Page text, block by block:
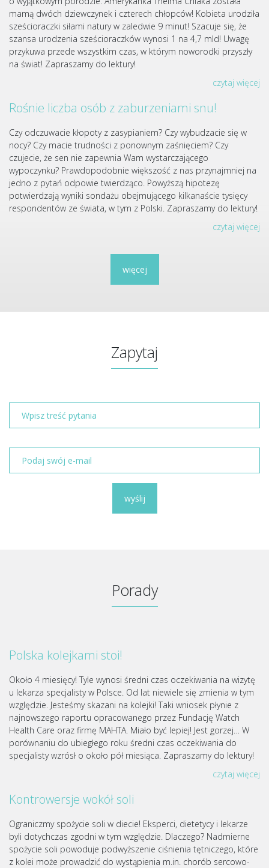
mamą dwóch dziewczynek i czterech chłopców! Kobieta urodziła
sześcioraczki siłami natury w zaledwie 9 minut! Szacuje się, że
szansa urodzenia sześcioraczków wynosi 1 na 4,7 mld! Uwagę
przykuwa przede wszystkim czas, w którym noworodki przyszły
na świat! Zapraszamy do lektury!
czytaj więcej
Rośnie liczba osób z zaburzeniami snu!
Czy odczuwacie kłopoty z zasypianiem? Czy wybudzacie się w
nocy? Czy macie trudności z ponownym zaśnięciem? Czy
czujecie, że sen nie zapewnia Wam wystarczającego
wypoczynku? Prawdopodobnie większość z nas przynajmniej na
jedno z pytań odpowie twierdząco. Powyższą hipotezę
potwierdzają wyniki sondażu obejmującego kilkanaście tysięcy
respondentów ze świata, w tym z Polski. Zapraszamy do lektury!
czytaj więcej
więcej
Zapytaj
wyślij
Porady
Polska kolejkami stoi!
Około 4 miesięcy! Tyle wynosi średni czas oczekiwania na wizytę
u lekarza specjalisty w Polsce. Od lat niewiele się zmienia w tym
względzie. Jesteśmy skazani na kolejki! Taki wniosek płynie z
najnowszego raportu opracowanego przez Fundację Watch
Health Care oraz firmę MAHTA. Miało być lepiej! Jest gorzej… W
porównaniu do ubiegłego roku średni czas oczekiwania do
specjalisty wzrósł o około pół miesiąca. Zapraszamy do lektury!
czytaj więcej
Kontrowersje wokół soli
Ograniczmy spożycie soli w diecie! Eksperci, dietetycy i lekarze
byli dotychczas zgodni w tym względzie. Dlaczego? Nadmierne
spożycie soli powoduje podwyższenie ciśnienia tętniczego, które
z kolei może prowadzić do wystąpienia m.in. chorób sercowo-